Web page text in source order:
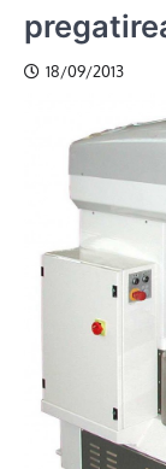
18/09/2013